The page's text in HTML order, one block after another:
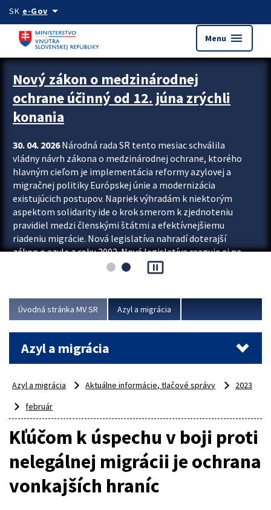
Preskocit na hlavný obsah
SK e-Govarrow_drop_down
Menu menu
Zastavit automatický posun upútavok
Nový zákon o medzinárodnej
ochrane účinný od 12. júna zrýchli
konania
30. 04. 2026Národná rada SR tento mesiac schválila
vládny návrh zákona o medzinárodnej ochrane, ktorého
hlavným cieľom je implementácia reformy azylovej a
migračnej politiky Európskej únie a modernizácia
existujúcich postupov. Napriek výhradám k niektorým
aspektom solidarity ide o krok smerom k zjednoteniu
pravidiel medzi členskými štátmi a efektívnejšiemu
riadeniu migrácie. Nová legislatíva nahradí doterajší
zákon o azyle z roku 2002. Nová legislatíva reaguje aj na
vývoj posledného desaťročia, počas...
pause_presentation
Úvodná stránka MV SR Azyl a migrácia
Azyl a migrácia
Azyl a migrácia Aktuálne informácie, tlačové správy
2023
február
Kľúčom k úspechu v boji proti
nelegálnej migrácii je ochrana
vonkajších hraníc